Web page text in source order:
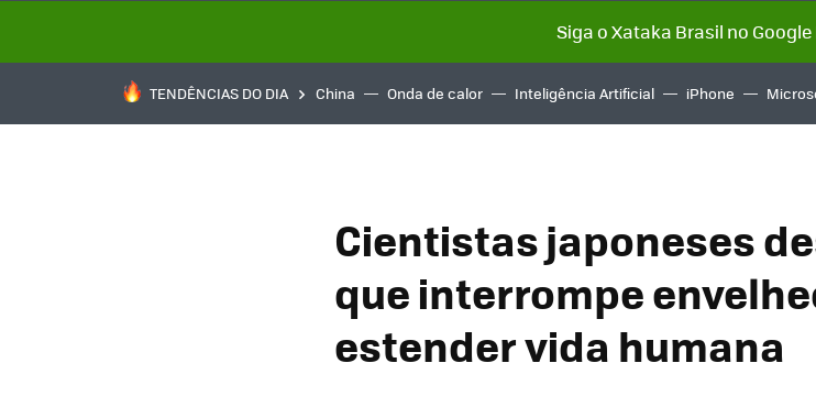
Siga o Xataka Brasil no
TENDÊNCIAS DO DIA China Onda de calor Inteligência Artificial iPhone
Cientistas japoneses
que interrompe
estender vida humana